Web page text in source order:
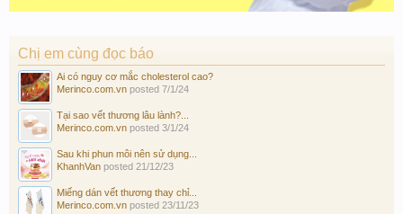
Chị em cùng đọc báo
Ai có nguy cơ mắc cholesterol cao?
Merinco.com.vn posted 7/1/24
Tại sao vết thương lâu lành?...
Merinco.com.vn posted 3/1/24
Sau khi phun môi nên sử dụng...
KhanhVan posted 21/12/23
Miếng dán vết thương thay chỉ...
Merinco.com.vn posted 23/11/23